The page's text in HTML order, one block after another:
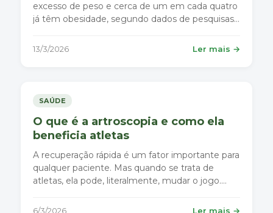
excesso de peso e cerca de um em cada quatro
já têm obesidade, segundo dados de pesquisas
Ministério da Saúde.
13/3/2026 Ler mais →
SAÚDE
O que é a artroscopia e como ela
beneficia atletas
A recuperação rápida é um fator importante para
qualquer paciente. Mas quando se trata de
atletas, ela pode, literalmente, mudar o jogo.
Hospital Angelina Caron está a artroscopia,
6/3/2026 Ler mais →